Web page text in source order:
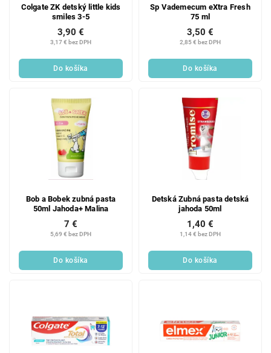
Colgate ZK detský little kids
smiles 3-5
3,17 € bez DPH
3,90 €
Do košíka
Sp Vademecum eXtra Fresh
75 ml
2,85 € bez DPH
3,50 €
Do košíka
Bob a Bobek zubná pasta
50ml Jahoda+ Malina
5,69 € bez DPH
7 €
Do košíka
Detská Zubná pasta detská
jahoda 50ml
1,14 € bez DPH
1,40 €
Do košíka